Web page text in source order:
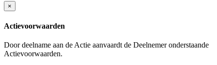
×
Actievoorwaarden
Door deelname aan de Actie aanvaardt de Deelnemer onderstaande
Actievoorwaarden.